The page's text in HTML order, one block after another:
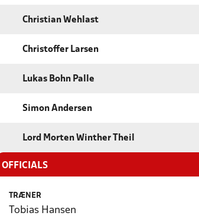
Christian Wehlast
Christoffer Larsen
Lukas Bohn Palle
Simon Andersen
Lord Morten Winther Theil
OFFICIALS
TRÆNER
Tobias Hansen